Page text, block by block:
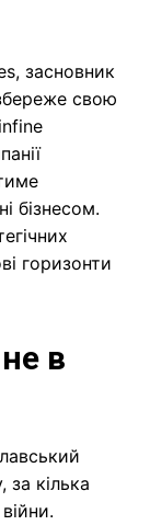
засновник
свою
бізнесом.
горизонти
в
кілька